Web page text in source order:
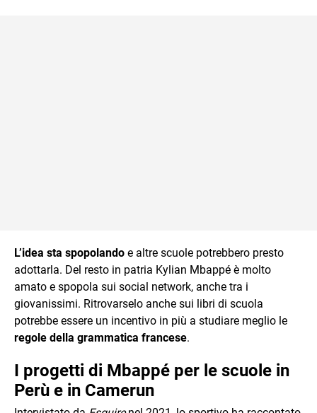
L’idea sta spopolando e altre scuole potrebbero presto
adottarla. Del resto in patria Kylian Mbappé è molto
amato e spopola sui social network, anche tra i
giovanissimi. Ritrovarselo anche sui libri di scuola
potrebbe essere un incentivo in più a studiare meglio le
regole della grammatica francese.
I progetti di Mbappé per le scuole in
Perù e in Camerun